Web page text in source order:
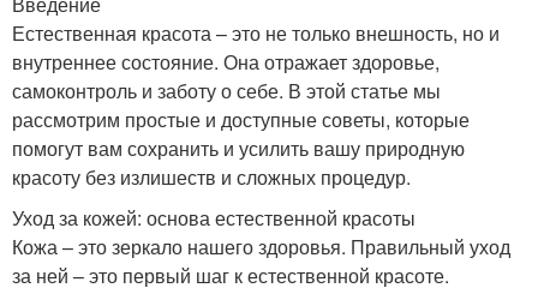
Естественная красота – это не только внешность, но и
внутреннее состояние. Она отражает здоровье,
самоконтроль и заботу о себе. В этой статье мы
рассмотрим простые и доступные советы, которые
помогут вам сохранить и усилить вашу природную
красоту без излишеств и сложных процедур.
Уход за кожей: основа естественной красоты
Кожа – это зеркало нашего здоровья. Правильный уход
за ней – это первый шаг к естественной красоте.